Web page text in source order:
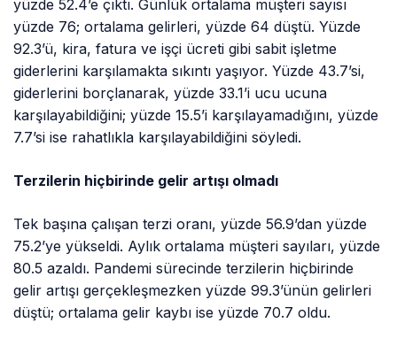
yüzde 52.4’e çıktı. Günlük ortalama müşteri sayısı
yüzde 76; ortalama gelirleri, yüzde 64 düştü. Yüzde
92.3’ü, kira, fatura ve işçi ücreti gibi sabit işletme
giderlerini karşılamakta sıkıntı yaşıyor. Yüzde 43.7’si,
giderlerini borçlanarak, yüzde 33.1’i ucu ucuna
karşılayabildiğini; yüzde 15.5’i karşılayamadığını, yüzde
7.7’si ise rahatlıkla karşılayabildiğini söyledi.
Terzilerin hiçbirinde gelir artışı olmadı
Tek başına çalışan terzi oranı, yüzde 56.9’dan yüzde
75.2’ye yükseldi. Aylık ortalama müşteri sayıları, yüzde
80.5 azaldı. Pandemi sürecinde terzilerin hiçbirinde
gelir artışı gerçekleşmezken yüzde 99.3’ünün gelirleri
düştü; ortalama gelir kaybı ise yüzde 70.7 oldu.